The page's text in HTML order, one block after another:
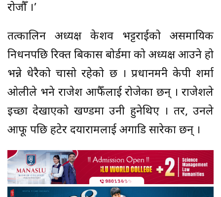
रोजौँ ।’
तत्कालिन अध्यक्ष केशव भट्टराईको असमायिक
निधनपछि रिक्त बिकास बोर्डमा को अध्यक्ष आउने हो
भन्ने धेरैको चासो रहेको छ । प्रधानमन्त्री केपी शर्मा
ओलीले भने राजेश आफैँलाई रोजेका छन् । राजेशले
इच्छा देखाएको खण्डमा उनी हुनेथिए । तर, उनले
आफू पछि हटेर दयारामलाई अगाडि सारेका छन् ।